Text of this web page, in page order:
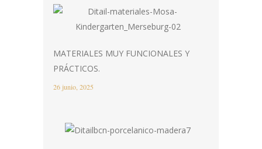
MATERIALES MUY FUNCIONALES Y
PRÁCTICOS.
26 junio, 2025